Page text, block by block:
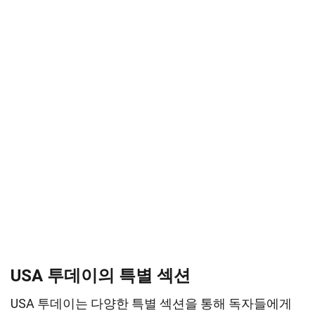
USA 투데이의 특별 섹션
USA 투데이는 다양한 특별 섹션을 통해 독자들에게